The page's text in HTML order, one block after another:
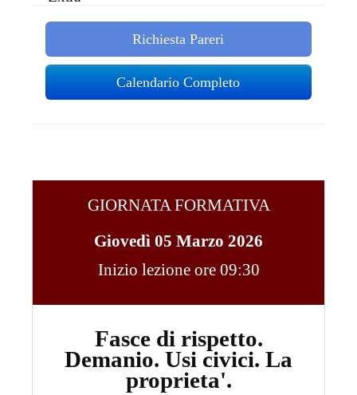
Richiesta Pareri
Calendario Completo
GIORNATA FORMATIVA
Giovedì 05 Marzo 2026
Inizio lezione ore 09:30
Fasce di rispetto.
Demanio. Usi civici. La
proprieta'.